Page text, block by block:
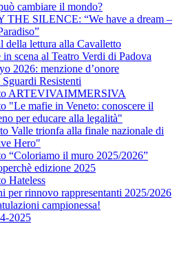
cambiare il mondo?
THE SILENCE: “We have a dream –
della lettura alla Cavalletto
scena al Teatro Verdi di Padova
2026: menzione d’onore
Resistenti
ARTEVIVAIMMERSIVA
"Le mafie in Veneto: conoscere il
per educare alla legalità"
Valle trionfa alla finale nazionale di
Hero"
“Coloriamo il muro 2025/2026”
edizione 2025
Hateless
per rinnovo rappresentanti 2025/2026
campionessa!
2025